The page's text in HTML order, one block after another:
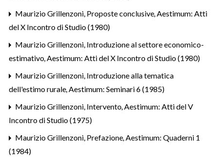
Maurizio Grillenzoni, Proposte conclusive,Aestimum: Atti
del X Incontro di Studio (1980)
Maurizio Grillenzoni, Introduzione al settore economico-
estimativo,Aestimum: Atti del X Incontro di Studio (1980)
Maurizio Grillenzoni, Introduzione alla tematica
dell'estimo rurale,Aestimum: Seminari 6 (1985)
Maurizio Grillenzoni, Intervento,Aestimum: Atti del V
Incontro di Studio (1975)
Maurizio Grillenzoni, Prefazione,Aestimum: Quaderni 1
(1984)